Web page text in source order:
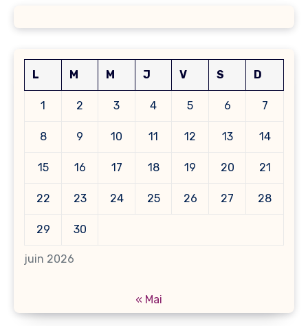
juin 2026
L M M J V S D
1 2 3 4 5 6 7
8 9 10 11 12 13 14
15 16 17 18 19 20 21
22 23 24 25 26 27 28
29 30
« Mai